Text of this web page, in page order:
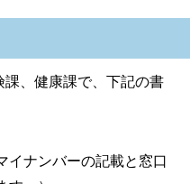
、健康課で、下記の書
イナンバーの記載と窓口